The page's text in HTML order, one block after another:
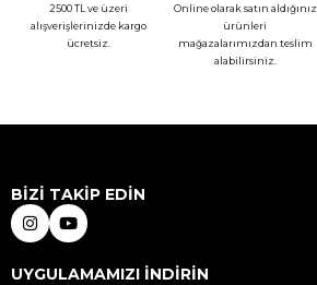
2500 TL ve üzeri
alışverişlerinizde kargo
ücretsiz.
Online olarak satın aldığınız
ürünleri
mağazalarımızdan teslim
alabilirsiniz.
BİZİ TAKİP EDİN
UYGULAMAMIZI İNDİRİN